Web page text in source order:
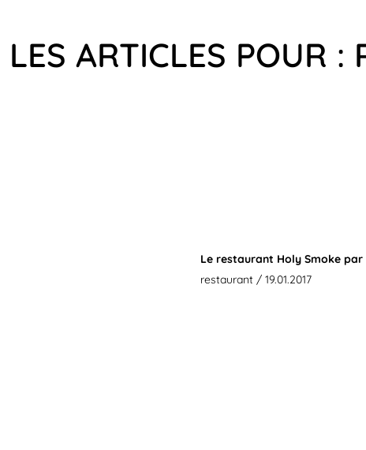
ARTICLES POUR :
Le restaurant Holy Smoke par
restaurant / 19.01.2017